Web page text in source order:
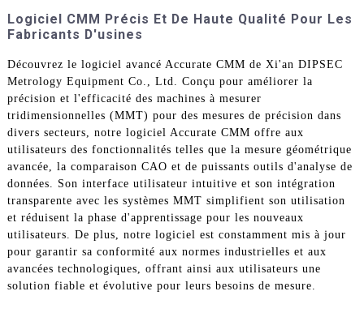
Logiciel CMM Précis Et De Haute Qualité Pour Les
Fabricants D'usines
Découvrez le logiciel avancé Accurate CMM de Xi'an DIPSEC
Metrology Equipment Co., Ltd. Conçu pour améliorer la
précision et l'efficacité des machines à mesurer
tridimensionnelles (MMT) pour des mesures de précision dans
divers secteurs, notre logiciel Accurate CMM offre aux
utilisateurs des fonctionnalités telles que la mesure géométrique
avancée, la comparaison CAO et de puissants outils d'analyse de
données. Son interface utilisateur intuitive et son intégration
transparente avec les systèmes MMT simplifient son utilisation
et réduisent la phase d'apprentissage pour les nouveaux
utilisateurs. De plus, notre logiciel est constamment mis à jour
pour garantir sa conformité aux normes industrielles et aux
avancées technologiques, offrant ainsi aux utilisateurs une
solution fiable et évolutive pour leurs besoins de mesure.